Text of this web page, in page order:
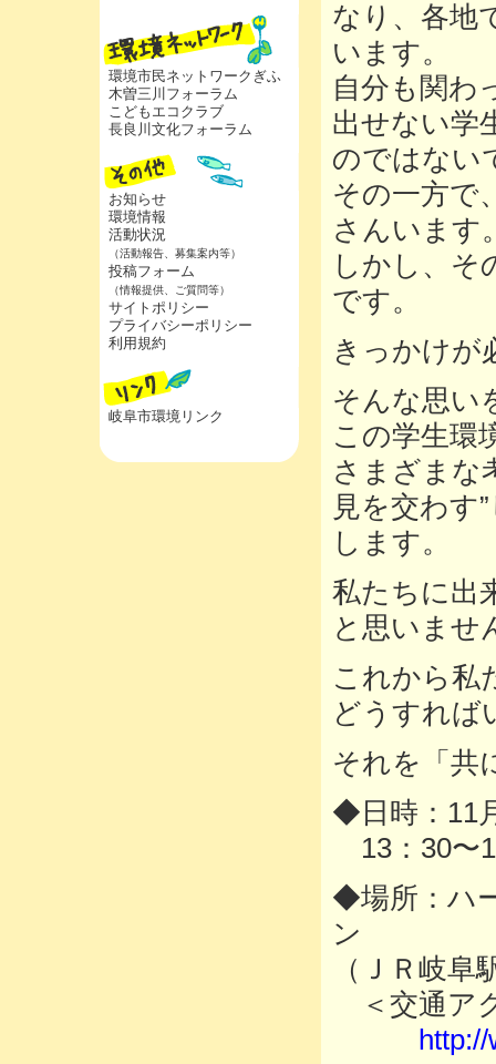
環境市民ネットワークぎふ
木曽三川フォーラム
こどもエコクラブ
長良川文化フォーラム
お知らせ
環境情報
活動状況
（活動報告、募集案内等）
投稿フォーム
（情報提供、ご質問等）
サイトポリシー
プライバシーポリシー
利用規約
岐阜市環境リンク
なり、各地
います。
自分も関わ
出せない学
のではない
その一方で
さんいます
しかし、そ
です。
きっかけが
そんな思い
この学生環
さまざまな
見を交わす
します。
私たちに出
と思いませ
これから私
どうすれば
それを「共
◆日時：11
13：30〜
◆場所：ハ
ン
（ＪＲ岐
＜交通